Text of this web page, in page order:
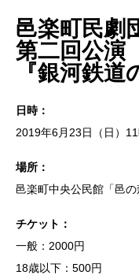
邑楽町民劇
第二回公演
『銀河鉄道
日時：
2019年6月23日（日）
場所：
邑楽町中央公民館「邑の
チケット：
一般：2000円
18歳以下：500円